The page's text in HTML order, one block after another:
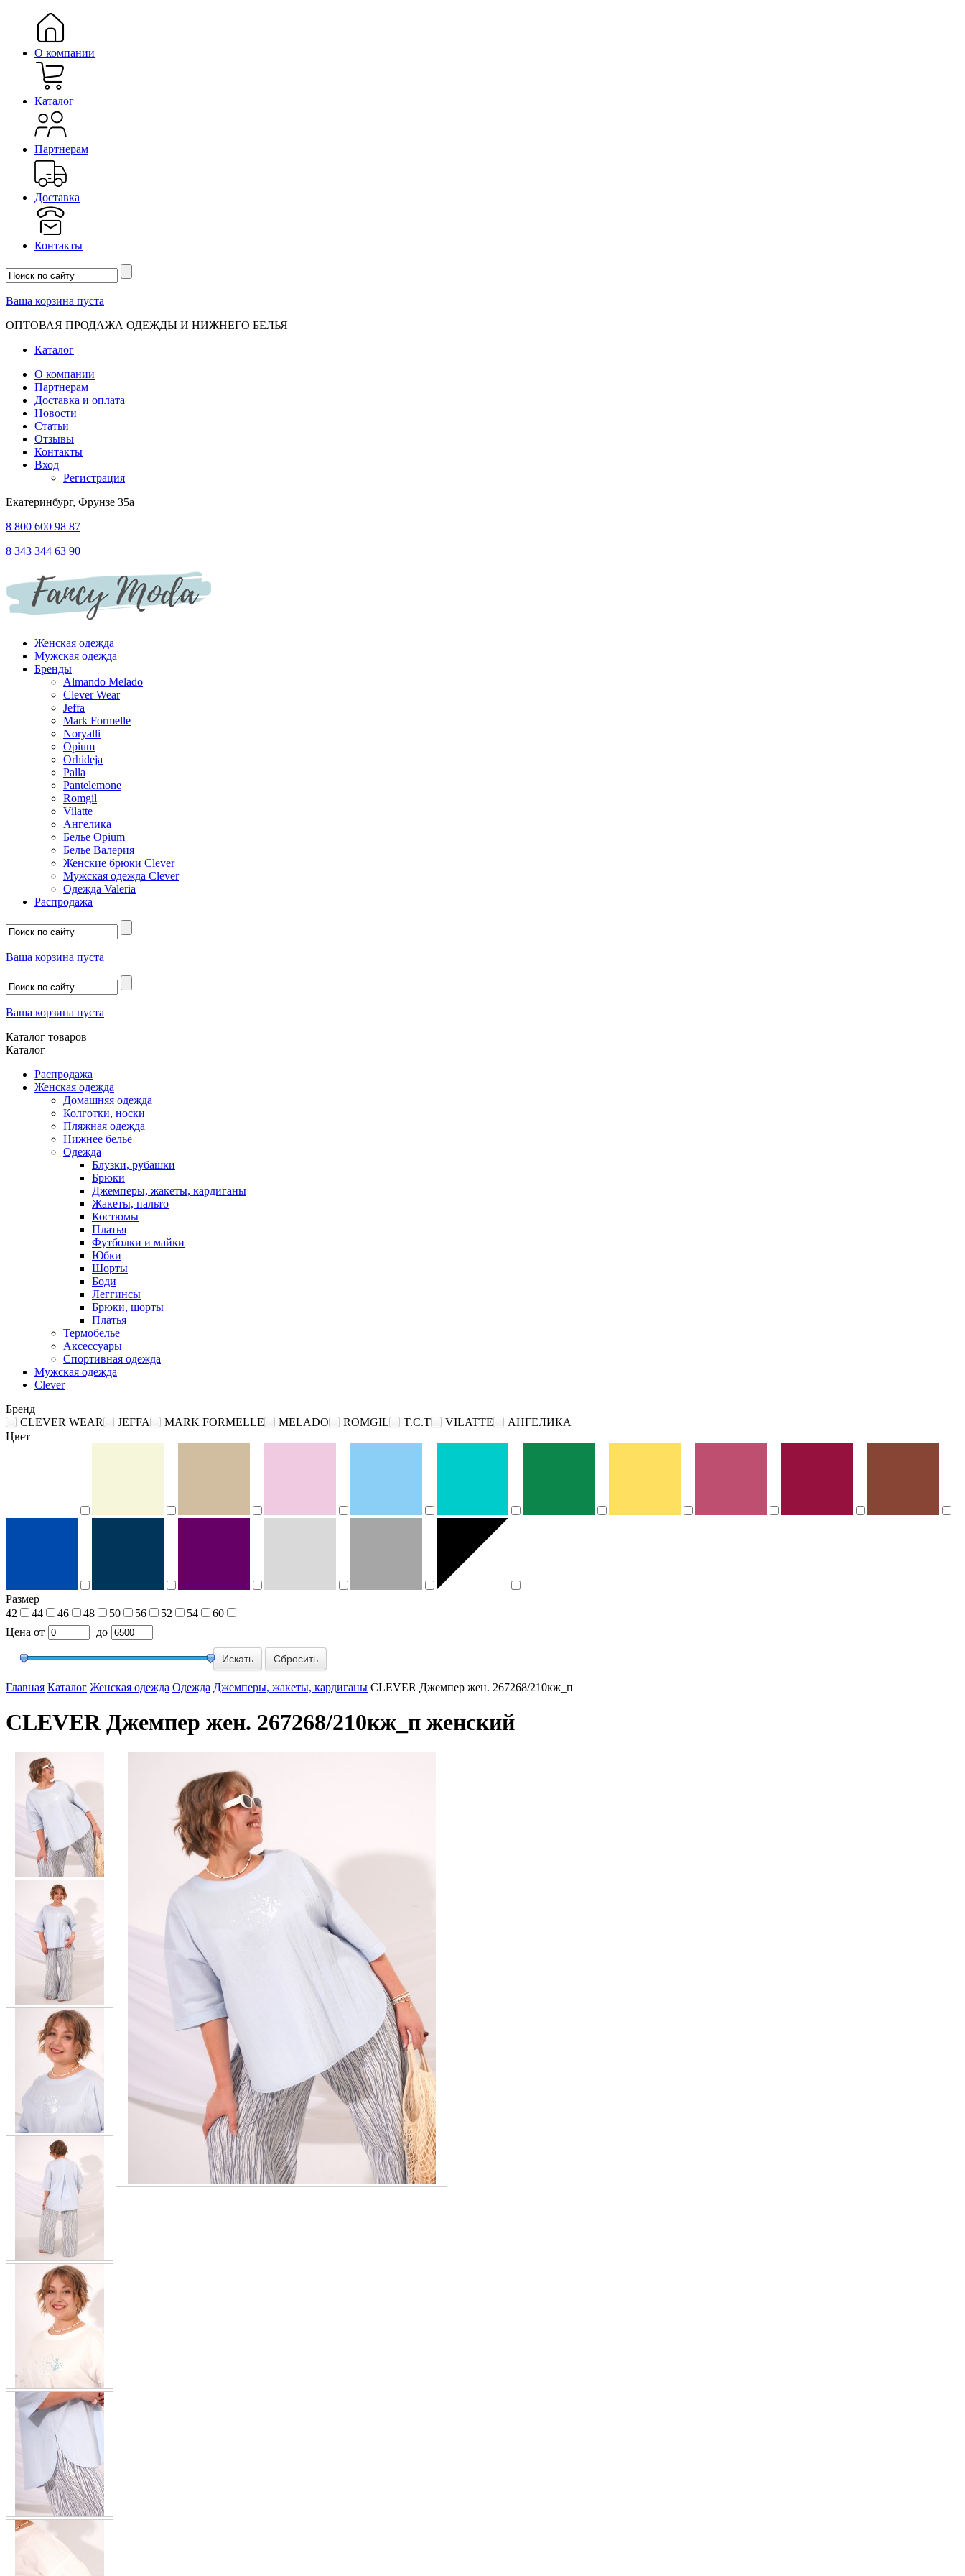
О компании
Каталог
Партнерам
Доставка
Контакты
Ваша корзина пуста
ОПТОВАЯ ПРОДАЖА ОДЕЖДЫ И НИЖНЕГО БЕЛЬЯ
Каталог
О компании
Партнерам
Доставка и оплата
Новости
Статьи
Отзывы
Контакты
Вход
Регистрация
Екатеринбург, Фрунзе 35а
8 800 600 98 87
8 343 344 63 90
Женская одежда
Мужская одежда
Бренды
Almando Melado
Clever Wear
Jeffa
Mark Formelle
Noryalli
Opium
Orhideja
Palla
Pantelemone
Romgil
Vilatte
Ангелика
Белье Opium
Белье Валерия
Женские брюки Clever
Мужская одежда Clever
Одежда Valeria
Распродажа
Ваша корзина пуста
Ваша корзина пуста
Каталог товаров
Каталог
Распродажа
Женская одежда
Домашняя одежда
Колготки, носки
Пляжная одежда
Нижнее бельё
Одежда
Блузки, рубашки
Брюки
Джемперы, жакеты, кардиганы
Жакеты, пальто
Костюмы
Платья
Футболки и майки
Юбки
Шорты
Боди
Леггинсы
Брюки, шорты
Платья
Термобелье
Аксессуары
Спортивная одежда
Мужская одежда
Clever
Бренд
CLEVER WEAR
JEFFA MARK FORMELLE MELADO ROMGIL T.C.T VILATTE
АНГЕЛИКА
Цвет
Размер
42
44 46 48 50 56 52 54
60
Цена от до
Сбросить
Главная Каталог Женская одежда Одежда Джемперы, жакеты, кардиганы CLEVER Джемпер жен. 267268/210кж_п
CLEVER Джемпер жен. 267268/210кж_п женский